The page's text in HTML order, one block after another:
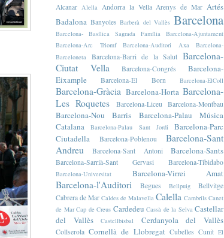
Alcanar Alella Andorra la Vella Arenys de Mar Artés
Badalona Banyoles Barberà del Vallès Barcelona
Barcelona- Basílica Sagrada Família
Barcelona-Ajuntament
Barcelona-Arc Triomf
Barcelona-Auditori Axa
Barcelona-
Barceloneta
Barcelona-Barri de la Salut
Barcelona-
Ciutat Vella
Barcelona-Congrés
Barcelona-
Eixample
Barcelona-El Born Barcelona-ElColl
Barcelona-Gràcia Barcelona-Horta Barcelona-
Les Roquetes
Barcelona-Liceu Barcelona-Montbau
Barcelona-Nou Barris
Barcelona-Palau Música
Catalana
Barcelona-Palau Sant Jordi
Barcelona-Parc
Ciutadella
Barcelona-Poblenou
Barcelona-Sant
Andreu
Barcelona-Sant Antoni Barcelona-Sants
Barcelona-Sarrià-Sant Gervasi Barcelona-Tibidabo
Barcelona-Universitat Barcelona-Virrei Amat
Barcelona-l'Auditori Begues Bellpuig
Bellvitge
Cabrera de Mar Caldes de Malavella Calella Cambrils Canet
de Mar Cap de Creus Cardedeu Cassà de la Selva Castellar
del Vallès
Castellbisbal Cerdanyola del Vallès
Collserola Cornellà de Llobregat Cubelles Cunit El